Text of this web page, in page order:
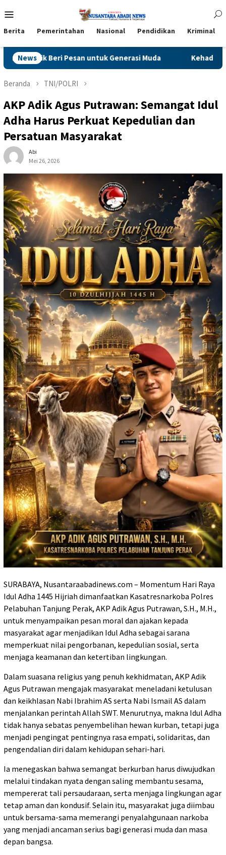
ke
Mobile
Berita Pemerintahan Nasional Pendidikan Kriminal
NewsMuda Kehadiran Kapolres Baru di Sunan
Beranda TNI/POLRI
AKP Adik Agus Putrawan: Semangat Idul
Adha Harus Perkuat Kepedulian dan
Persatuan Masyarakat
Abi
Mei 26, 2026
SURABAYA, Nusantaraabadinews.com – Momentum Hari Raya
Idul Adha 1445 Hijriah dimanfaatkan Kasatresnarkoba Polres
Pelabuhan Tanjung Perak, AKP Adik Agus Putrawan, S.H., M.H.,
untuk menyampaikan pesan moral dan ajakan kepada
masyarakat agar menjadikan Idul Adha sebagai sarana
memperkuat nilai pengorbanan, kepedulian sosial, serta
menjaga keamanan dan ketertiban lingkungan.
Dalam suasana religius yang penuh kekhidmatan, AKP Adik
Agus Putrawan mengajak masyarakat meneladani ketulusan
dan keikhlasan Nabi Ibrahim AS serta Nabi Ismail AS dalam
menjalankan perintah Allah SWT. Menurutnya, makna Idul Adha
tidak hanya sebatas penyembelihan hewan kurban, tetapi juga
menjadi pengingat pentingnya rasa empati, solidaritas, dan
pengendalian diri dalam kehidupan sehari-hari.
Ia menegaskan bahwa semangat berkurban harus diwujudkan
melalui tindakan nyata dengan saling membantu sesama,
mempererat tali persaudaraan, serta menjaga lingkungan agar
tetap aman dan kondusif. Selain itu, masyarakat juga diimbau
untuk bersama-sama memerangi penyalahgunaan narkoba
yang menjadi ancaman serius bagi generasi muda dan masa
depan bangsa.